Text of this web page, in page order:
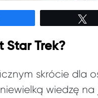
Star Trek?
skrócie dla
wiedzę